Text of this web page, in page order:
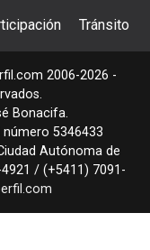
Tránsito
2006-2026 -
Bonacifa.
5346433
Autónoma de
/ (+5411) 7091-